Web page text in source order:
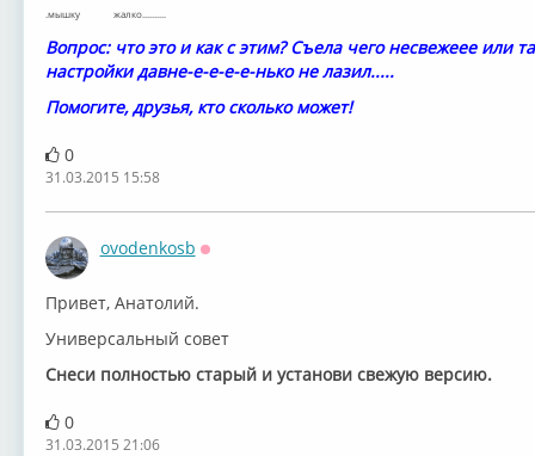
.мышку жалко..........
Вопрос: что это и как с этим? Съела чего несвежеее или
настройки давне-е-е-е-е-нько не лазил.....
Помогите, друзья, кто сколько может!
0
31.03.2015 15:58
ovodenkosb
Привет, Анатолий.
Универсальный совет
Снеси полностью старый и установи свежую версию.
0
31.03.2015 21:06